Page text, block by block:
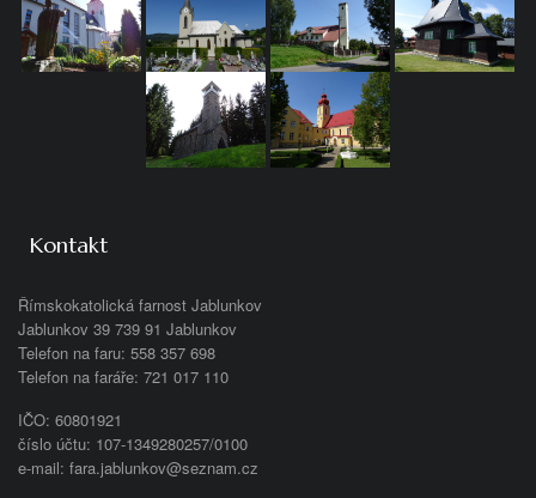
Kontakt
Římskokatolická farnost Jablunkov
Jablunkov 39 739 91 Jablunkov
Telefon na faru: 558 357 698
Telefon na faráře: 721 017 110
IČO: 60801921
číslo účtu: 107-1349280257/0100
e-mail: fara.jablunkov@seznam.cz